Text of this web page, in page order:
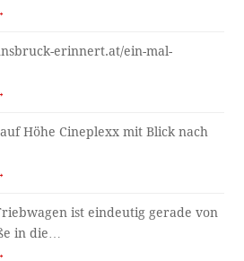
erinnert.at/ein-mal-
Höhe Cineplexx mit Blick nach
ist eindeutig gerade von
in die…